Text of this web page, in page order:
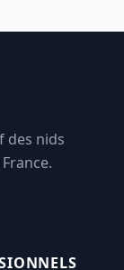
des nids